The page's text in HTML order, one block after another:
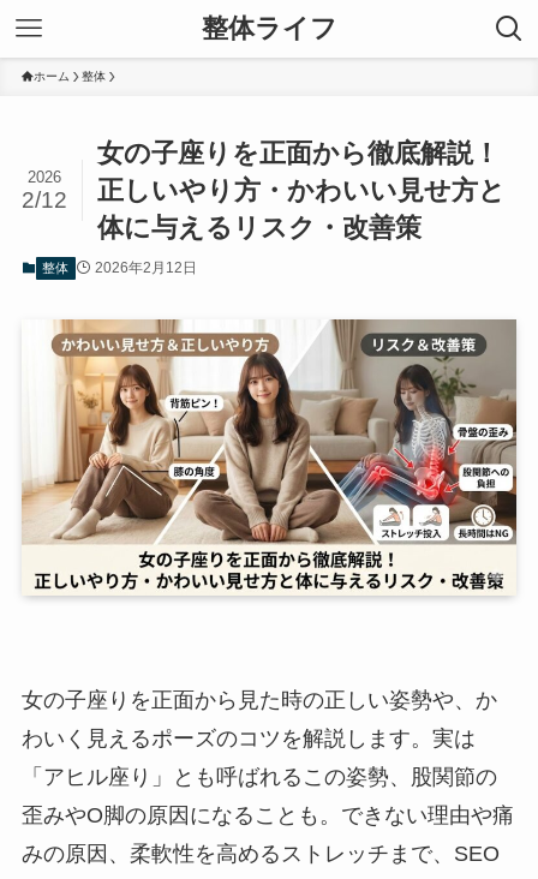
整体ライフ
ホーム 整体
女の子座りを正面から徹底解説！
正しいやり方・かわいい見せ方と
体に与えるリスク・改善策
2026
2/12
整体 2026年2月12日
女の子座りを正面から見た時の正しい姿勢や、か
わいく見えるポーズのコツを解説します。実は
「アヒル座り」とも呼ばれるこの姿勢、股関節の
歪みやO脚の原因になることも。できない理由や痛
みの原因、柔軟性を高めるストレッチまで、SEO